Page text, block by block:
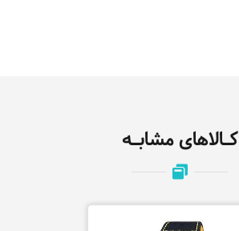
کـالاهای مشابـه